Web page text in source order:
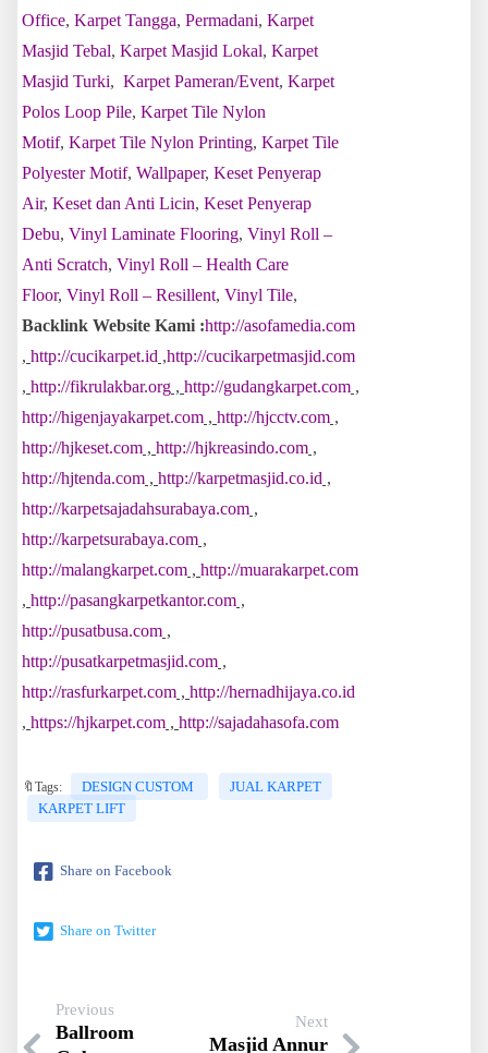
Office, Karpet Tangga, Permadani, Karpet
Masjid Tebal, Karpet Masjid Lokal, Karpet
Masjid Turki, Karpet Pameran/Event, Karpet
Polos Loop Pile, Karpet Tile Nylon
Motif, Karpet Tile Nylon Printing, Karpet Tile
Polyester Motif, Wallpaper, Keset Penyerap
Air, Keset dan Anti Licin, Keset Penyerap
Debu, Vinyl Laminate Flooring, Vinyl Roll –
Anti Scratch, Vinyl Roll – Health Care
Floor, Vinyl Roll – Resillent, Vinyl Tile,
Backlink Website Kami :http://asofamedia.com
, http://cucikarpet.id ,http://cucikarpetmasjid.com
, http://fikrulakbar.org , http://gudangkarpet.com ,
http://higenjayakarpet.com , http://hjcctv.com ,
http://hjkeset.com , http://hjkreasindo.com ,
http://hjtenda.com , http://karpetmasjid.co.id ,
http://karpetsajadahsurabaya.com ,
http://karpetsurabaya.com ,
http://malangkarpet.com , http://muarakarpet.com
, http://pasangkarpetkantor.com ,
http://pusatbusa.com ,
http://pusatkarpetmasjid.com ,
http://rasfurkarpet.com , http://hernadhijaya.co.id
, https://hjkarpet.com , http://sajadahasofa.com
🔖Tags: DESIGN CUSTOM
JUAL KARPET
KARPET LIFT
Share on Facebook
Share on Twitter
Previous
Ballroom
Next
Masjid Annur